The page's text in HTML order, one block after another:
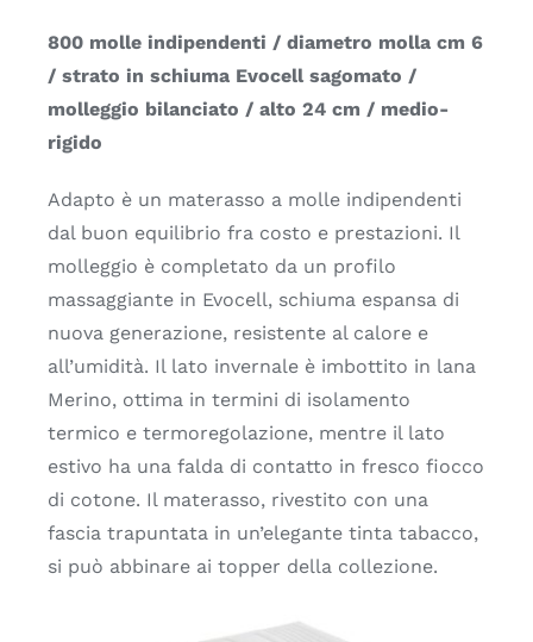
800 molle indipendenti / diametro molla cm 6
/ strato in schiuma Evocell sagomato /
molleggio bilanciato / alto 24 cm / medio-
rigido
Adapto è un materasso a molle indipendenti
dal buon equilibrio fra costo e prestazioni. Il
molleggio è completato da un profilo
massaggiante in Evocell, schiuma espansa di
nuova generazione, resistente al calore e
all’umidità. Il lato invernale è imbottito in lana
Merino, ottima in termini di isolamento
termico e termoregolazione, mentre il lato
estivo ha una falda di contatto in fresco fiocco
di cotone. Il materasso, rivestito con una
fascia trapuntata in un’elegante tinta tabacco,
si può abbinare ai topper della collezione.